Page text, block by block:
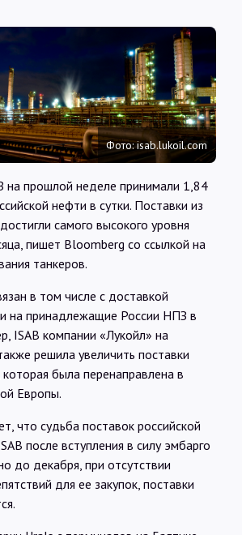
Обзоры
Интервью
Карты
О нас
Фото: isab.lukoil.com
на прошлой неделе принимали 1,84
нефти в сутки. Поставки из
самого высокого уровня
пишет Bloomberg со ссылкой на
танкеров.
в том числе с доставкой
на принадлежащие России НПЗ в
ISAB компании «Лукойл» на
решила увеличить поставки
была перенаправлена в
Европы.
что судьба поставок российской
после вступления в силу эмбарго
до декабря, при отсутствии
для ее закупок, поставки